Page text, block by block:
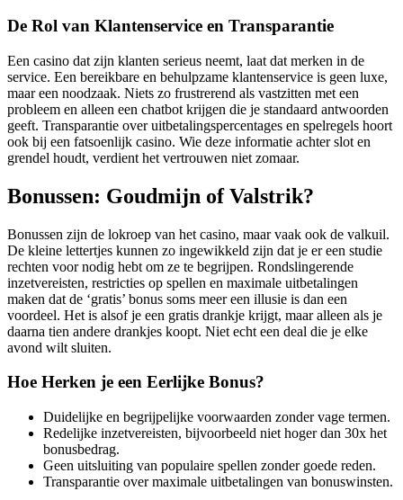
De Rol van Klantenservice en Transparantie
Een casino dat zijn klanten serieus neemt, laat dat merken in de
service. Een bereikbare en behulpzame klantenservice is geen luxe,
maar een noodzaak. Niets zo frustrerend als vastzitten met een
probleem en alleen een chatbot krijgen die je standaard antwoorden
geeft. Transparantie over uitbetalingspercentages en spelregels hoort
ook bij een fatsoenlijk casino. Wie deze informatie achter slot en
grendel houdt, verdient het vertrouwen niet zomaar.
Bonussen: Goudmijn of Valstrik?
Bonussen zijn de lokroep van het casino, maar vaak ook de valkuil.
De kleine lettertjes kunnen zo ingewikkeld zijn dat je er een studie
rechten voor nodig hebt om ze te begrijpen. Rondslingerende
inzetvereisten, restricties op spellen en maximale uitbetalingen
maken dat de ‘gratis’ bonus soms meer een illusie is dan een
voordeel. Het is alsof je een gratis drankje krijgt, maar alleen als je
daarna tien andere drankjes koopt. Niet echt een deal die je elke
avond wilt sluiten.
Hoe Herken je een Eerlijke Bonus?
Duidelijke en begrijpelijke voorwaarden zonder vage termen.
Redelijke inzetvereisten, bijvoorbeeld niet hoger dan 30x het
bonusbedrag.
Geen uitsluiting van populaire spellen zonder goede reden.
Transparantie over maximale uitbetalingen van bonuswinsten.